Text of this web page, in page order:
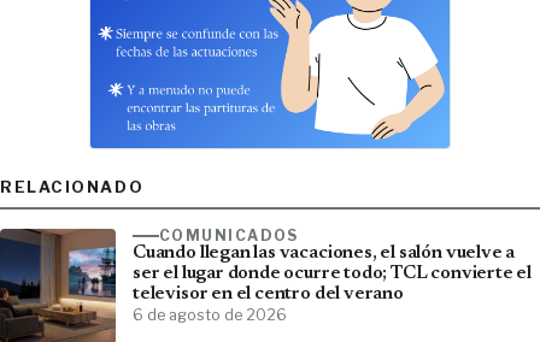
RELACIONADO
COMUNICADOS
Cuando llegan las vacaciones, el salón vuelve a
ser el lugar donde ocurre todo; TCL convierte el
televisor en el centro del verano
6 de agosto de 2026